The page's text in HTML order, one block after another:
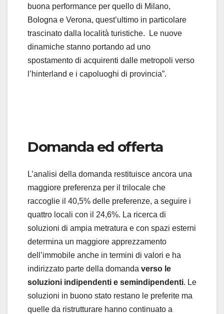
buona performance per quello di Milano,
Bologna e Verona, quest’ultimo in particolare
trascinato dalla località turistiche. Le nuove
dinamiche stanno portando ad uno
spostamento di acquirenti dalle metropoli verso
l’hinterland e i capoluoghi di provincia”.
Domanda ed offerta
L’analisi della domanda restituisce ancora una
maggiore preferenza per il trilocale che
raccoglie il 40,5% delle preferenze, a seguire i
quattro locali con il 24,6%. La ricerca di
soluzioni di ampia metratura e con spazi esterni
determina un maggiore apprezzamento
dell’immobile anche in termini di valori e ha
indirizzato parte della domanda verso le
soluzioni indipendenti e semindipendenti. Le
soluzioni in buono stato restano le preferite ma
quelle da ristrutturare hanno continuato a